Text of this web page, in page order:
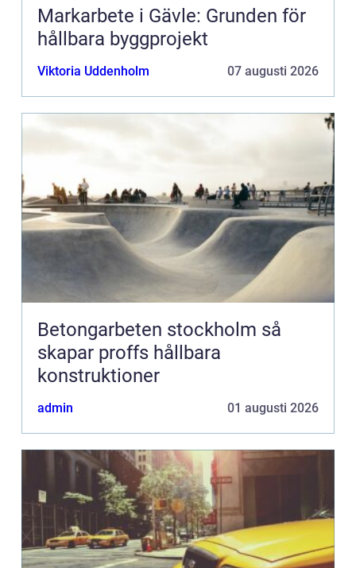
Markarbete i Gävle: Grunden för
hållbara byggprojekt
Viktoria Uddenholm 07 augusti 2026
Betongarbeten stockholm så
skapar proffs hållbara
konstruktioner
admin 01 augusti 2026